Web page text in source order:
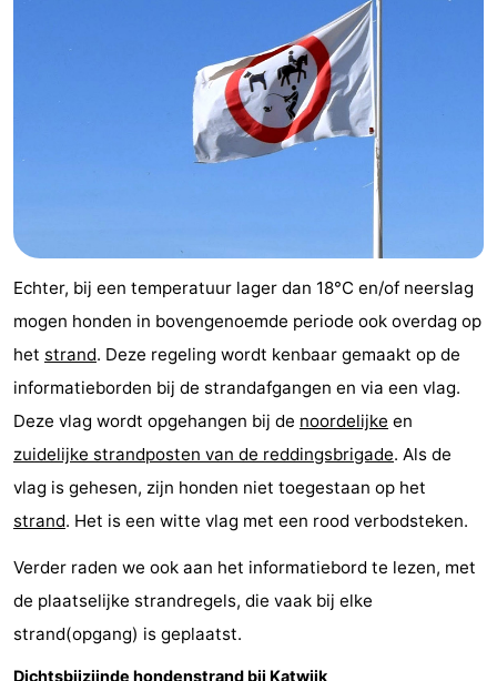
Echter, bij een temperatuur lager dan 18°C en/of neerslag
mogen honden in bovengenoemde periode ook overdag op
het strand. Deze regeling wordt kenbaar gemaakt op de
informatieborden bij de strandafgangen en via een vlag.
Deze vlag wordt opgehangen bij de noordelijke en
zuidelijke strandposten van de reddingsbrigade. Als de
vlag is gehesen, zijn honden niet toegestaan op het
strand. Het is een witte vlag met een rood verbodsteken.
Verder raden we ook aan het informatiebord te lezen, met
de plaatselijke strandregels, die vaak bij elke
strand(opgang) is geplaatst.
Dichtsbijzijnde hondenstrand bij Katwijk